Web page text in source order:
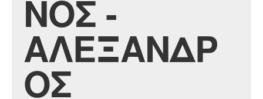
ΝΟΣ -
ΑΛΕΞΑΝΔΡ
ΟΣ